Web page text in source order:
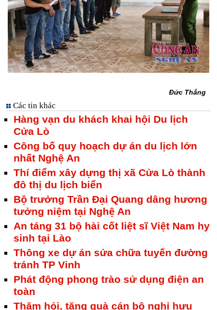
Đức Thắng
Các tin khác
Hàng vạn du khách khai hội Du lịch
Cửa Lò
Công bố quy hoạch dự án du lịch lớn
nhất Nghệ An
Thí điểm xây dựng thị xã Cửa Lò thành
đô thị du lịch biển
Bộ trưởng Trần Đại Quang dâng hương
tưởng niệm tại Nghệ An
An táng 31 bộ hài cốt liệt sĩ Việt Nam hy
sinh tại Lào
Thông xe dự án sửa chữa tuyến đường
tránh TP Vinh
Phát động phong trào sử dụng điện an
toàn
Thăm hỏi, tặng quà cán bộ nghỉ hưu